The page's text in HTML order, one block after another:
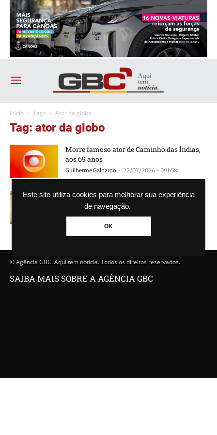
Este site utiliza cookies para melhorar sua experiência
de navegação.
OK
Início Tags Ator da globo
Tag: ator da globo
Morre famoso ator de Caminho das Índias,
aos 69 anos
Guilherme Galhardo - 22/07/2026 - 09h58
Ator da Globo é espancado durante assalto e
fica desacordado
Agência GBC - 12/12/2022 - 13h10
© Agência GBC. Aqui tem notícia. Todos os direitos reservados.
SAIBA MAIS SOBRE A AGÊNCIA GBC